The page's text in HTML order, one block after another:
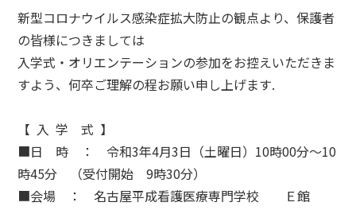
新型コロナウイルス感染症拡大防止の観点より、保護者
の皆様につきましては
入学式・オリエンテーションの参加をお控えいただきま
すよう、何卒ご理解の程お願い申し上げます.
【 入 学 式 】
■日 時 ： 令和3年4月3日（土曜日）10時00分～10
時45分 （受付開始 9時30分）
■会場 ： 名古屋平成看護医療専門学校 Ｅ館